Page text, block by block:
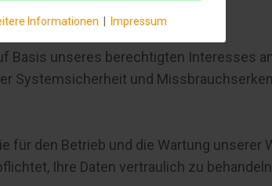
Basis unseres berechtigten Interesses
Systemsicherheit und
für den Betrieb und die Wartung unserer
Ihre Daten vertraulich zu
Informationen Impressum